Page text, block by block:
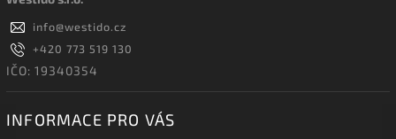
info@westido.cz
+420 773 519 130
IČO: 19340354
INFORMACE PRO VÁS